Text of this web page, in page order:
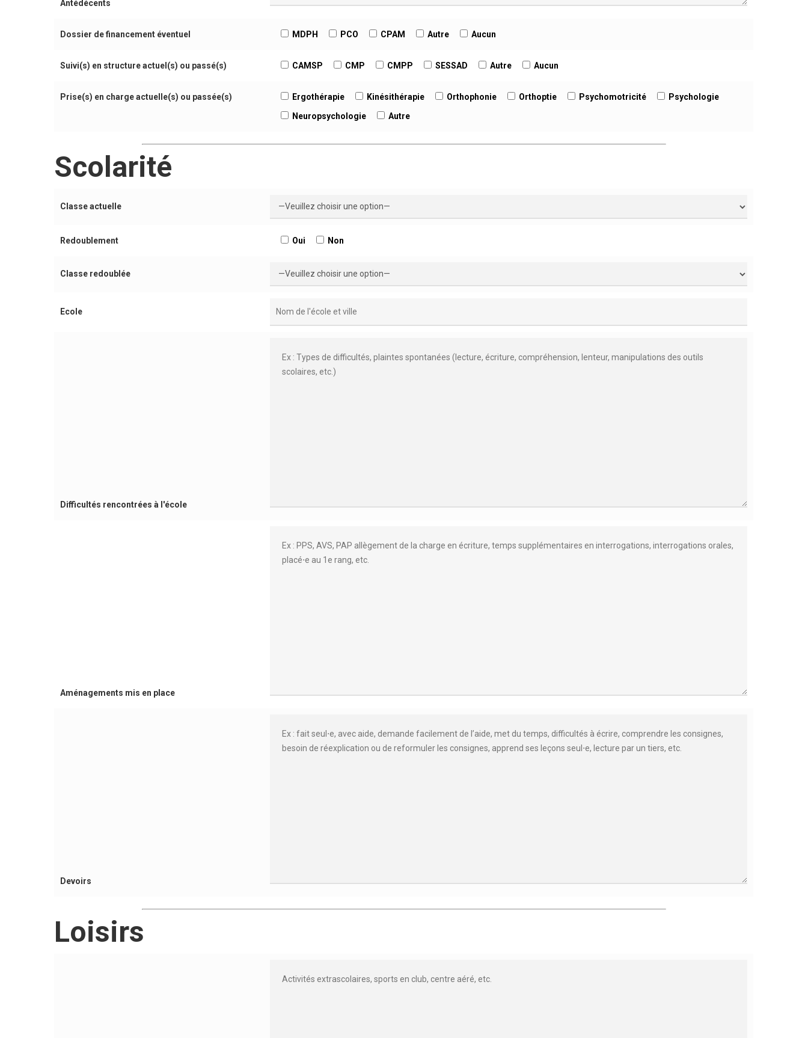
Antédécents
Dossier de financement éventuel MDPH PCO CPAM Autre Aucun
Suivi(s) en structure actuel(s) ou passé(s) CAMSP CMP CMPP SESSAD Autre Aucun
Prise(s) en charge actuelle(s) ou passée(s) Ergothérapie Kinésithérapie Orthophonie Orthoptie Psychomotricité
Psychologie
Neuropsychologie
Autre
Scolarité
Classe actuelle
Redoublement Oui Non
Classe redoublée
Ecole
Difficultés rencontrées à l'école
Aménagements mis en place
Devoirs
Loisirs